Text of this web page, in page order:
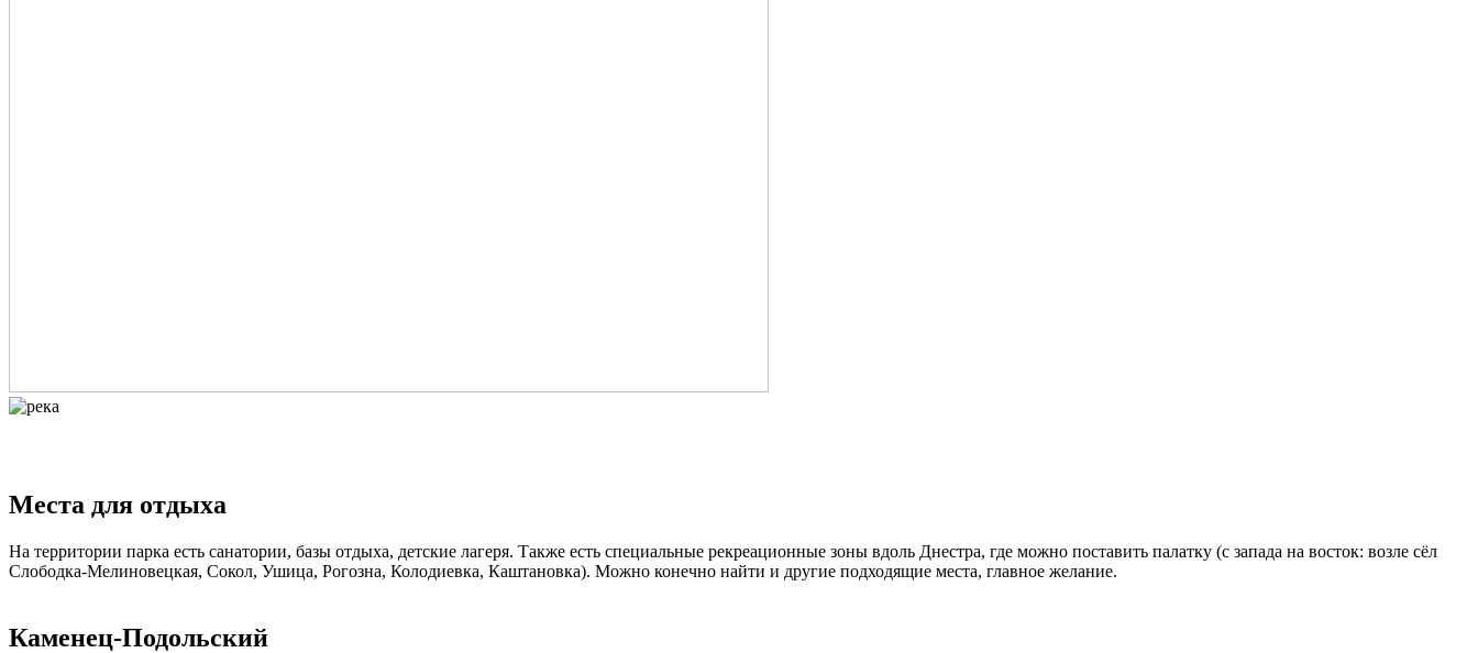
Места для отдыха
На территории парка есть санатории, базы отдыха, детские лагеря. Также есть специальные рекреационные зоны вдоль Днестра, где можно поставить палатку (с запада на восток: возле сёл
Слободка-Мелиновецкая, Сокол, Ушица, Рогозна, Колодиевка, Каштановка). Можно конечно найти и другие подходящие места, главное желание.
Каменец-Подольский